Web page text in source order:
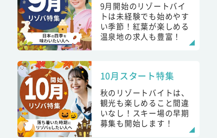
9月開始のリゾートバイ
トは未経験でも始めやす
い季節！紅葉が楽しめる
温泉地の求人も豊富！
10月スタート特集
秋のリゾートバイトは、
観光も楽しめること間違
いなし！スキー場の早期
募集も開始します！